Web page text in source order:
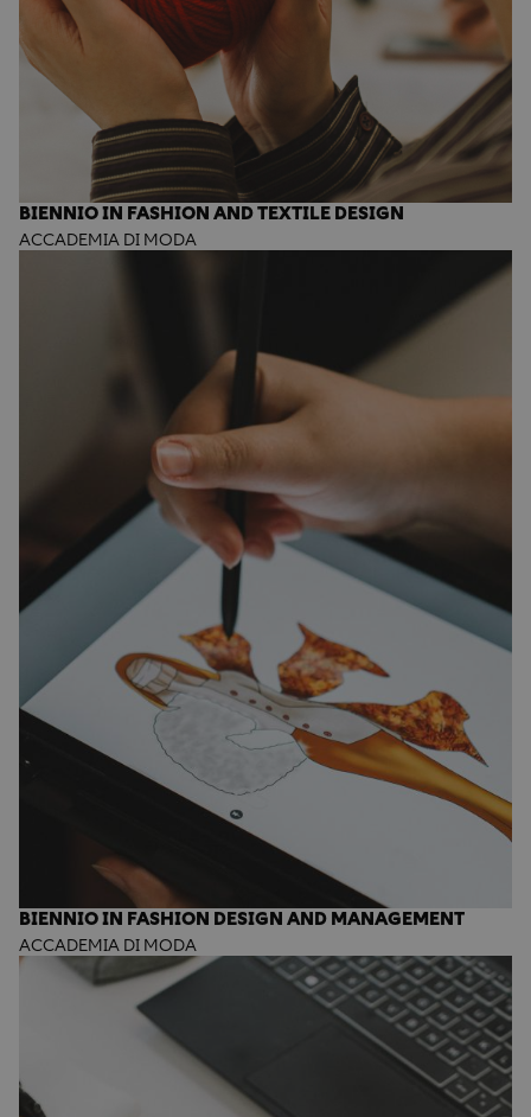
BIENNIO IN FASHION AND TEXTILE DESIGN
ACCADEMIA DI MODA
BIENNIO IN FASHION DESIGN AND MANAGEMENT
ACCADEMIA DI MODA